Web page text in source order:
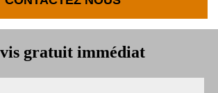
gratuit immédiat